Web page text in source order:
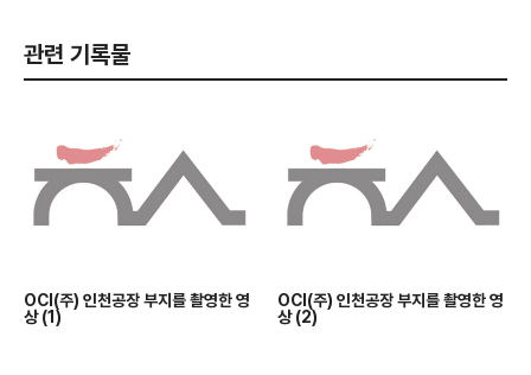
관련 기록물
OCI(주) 인천공장 부지를 촬영한 영
상 (1)
OCI(주) 인천공장 부지를 촬영한 영
상 (2)